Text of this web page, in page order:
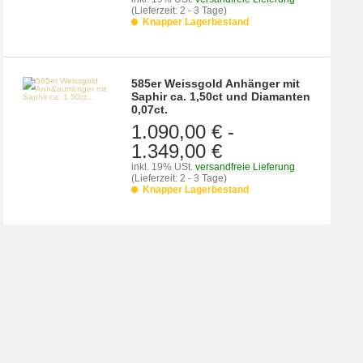
(Lieferzeit: 2 - 3 Tage)
Knapper Lagerbestand
585er Weissgold Anhänger mit
Saphir ca. 1,50ct und Diamanten
0,07ct.
1.090,00 € -
1.349,00 €
inkl. 19% USt. versandfreie Lieferung
(Lieferzeit: 2 - 3 Tage)
Knapper Lagerbestand